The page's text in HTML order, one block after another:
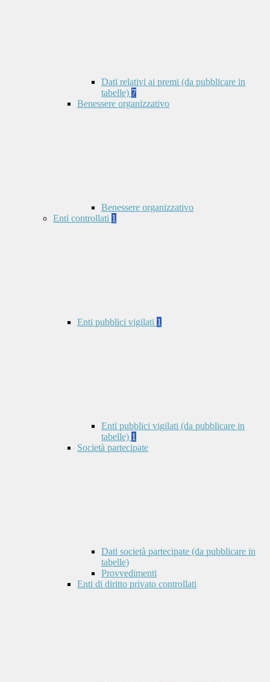
Dati relativi ai premi (da pubblicare in
tabelle) 7
Benessere organizzativo
Benessere organizzativo
Enti controllati 1
Enti pubblici vigilati 1
Enti pubblici vigilati (da pubblicare in
tabelle) 1
Società partecipate
Dati società partecipate (da pubblicare in
tabelle)
Provvedimenti
Enti di diritto privato controllati